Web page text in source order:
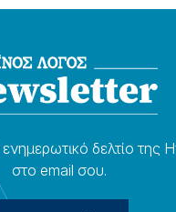
δελτίο της
στο email σου.